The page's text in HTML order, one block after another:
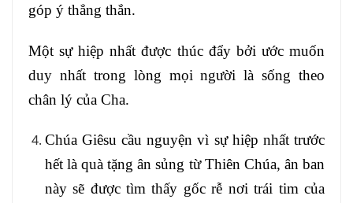
góp ý thẳng thắn.
Một sự hiệp nhất được thúc đẩy bởi ước muốn
duy nhất trong lòng mọi người là sống theo
chân lý của Cha.
Chúa Giêsu cầu nguyện vì sự hiệp nhất trước
hết là quà tặng ân sủng từ Thiên Chúa, ân ban
này sẽ được tìm thấy gốc rễ nơi trái tim của